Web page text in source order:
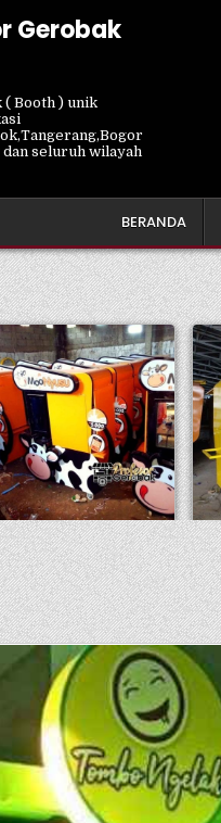
Gerobak
( Booth ) unik
seluruh wilayah
BERANDA